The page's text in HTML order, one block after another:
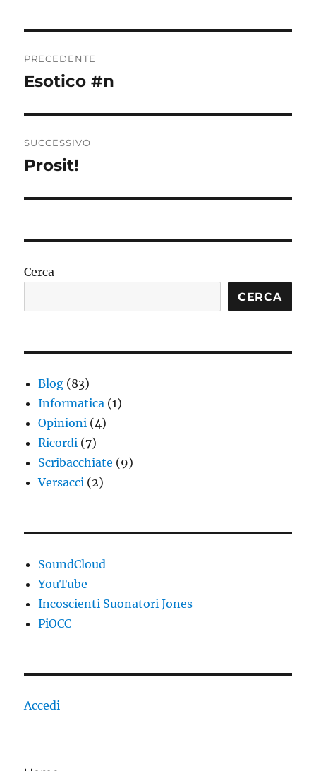
articoli
PRECEDENTE
Articolo
Esotico #n
SUCCESSIVO
Articolo
Prosit!
Cerca
CERCA
Blog (83)
Informatica (1)
Opinioni (4)
Ricordi (7)
Scribacchiate (9)
Versacci (2)
SoundCloud
YouTube
Incoscienti Suonatori Jones
PiOCC
Accedi